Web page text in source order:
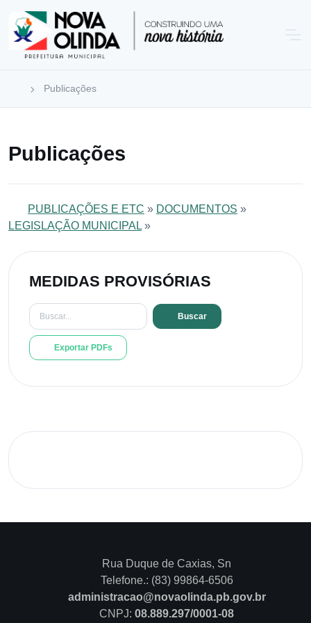
Publicações
Publicações
PUBLICAÇÕES E ETC » DOCUMENTOS »
LEGISLAÇÃO MUNICIPAL »
MEDIDAS PROVISÓRIAS
Buscar
Exportar PDFs
Rua Duque de Caxias, Sn
Telefone.: (83) 99864-6506
administracao@novaolinda.pb.gov.br
CNPJ: 08.889.297/0001-08